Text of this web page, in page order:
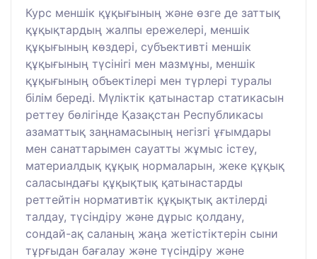
Курс меншік құқығының және өзге де заттық
құқықтардың жалпы ережелері, меншік
құқығының көздері, субъективті меншік
құқығының түсінігі мен мазмұны, меншік
құқығының объектілері мен түрлері туралы
білім береді. Мүліктік қатынастар статикасын
реттеу бөлігінде Қазақстан Республикасы
азаматтық заңнамасының негізгі ұғымдары
мен санаттарымен сауатты жұмыс істеу,
материалдық құқық нормаларын, жеке құқық
саласындағы құқықтық қатынастарды
реттейтін нормативтік құқықтық актілерді
талдау, түсіндіру және дұрыс қолдану,
сондай-ақ саланың жаңа жетістіктерін сыни
тұрғыдан бағалау және түсіндіру және